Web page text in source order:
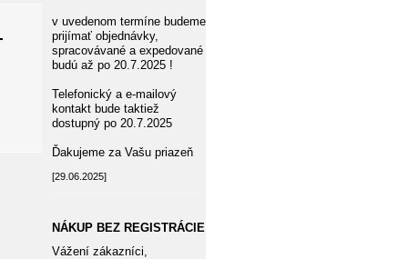
v uvedenom termíne budeme
prijímať objednávky,
spracovávané a expedované
budú až po 20.7.2025 !
Telefonický a e-mailový
kontakt bude taktiež
dostupný po 20.7.2025
Ďakujeme za Vašu priazeň
[29.06.2025]
NÁKUP BEZ REGISTRÁCIE
Vážení zákazníci,